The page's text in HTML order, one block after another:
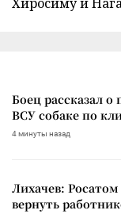
Боец рассказал
ВСУ собаке по
4 минуты назад
Лихачев:
вернуть